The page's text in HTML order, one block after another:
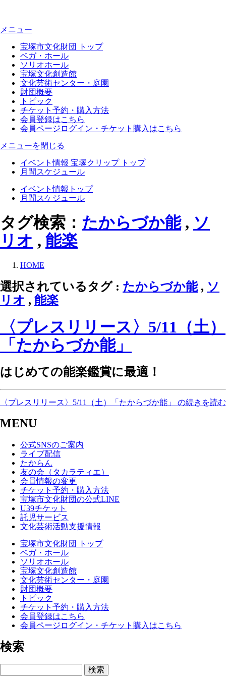
メニュー
宝塚市文化財団 トップ
ベガ・ホール
ソリオホール
宝塚文化創造館
文化芸術センター・庭園
財団概要
トピック
チケット予約・購入方法
会員登録はこちら
会員ページログイン・チケット購入はこちら
メニューを閉じる
イベント情報 宝塚クリップ トップ
月間スケジュール
イベント情報トップ
月間スケジュール
タグ検索： たからづか能, ソ
リオ , 能楽
HOME
選択されているタグ : たからづか能, ソ
リオ , 能楽
〈プレスリリース〉5/11（土）
「たからづか能」
はじめての能楽鑑賞に最適！
〈プレスリリース〉5/11（土）「たからづか能」 の続きを読む
MENU
公式SNSのご案内
ライブ配信
たからん
友の会（タカラティエ）
会員情報の変更
チケット予約・購入方法
宝塚市文化財団の公式LINE
U39チケット
託児サービス
文化芸術活動支援情報
宝塚市文化財団 トップ
ベガ・ホール
ソリオホール
宝塚文化創造館
文化芸術センター・庭園
財団概要
トピック
チケット予約・購入方法
会員登録はこちら
会員ページログイン・チケット購入はこちら
検索
検索